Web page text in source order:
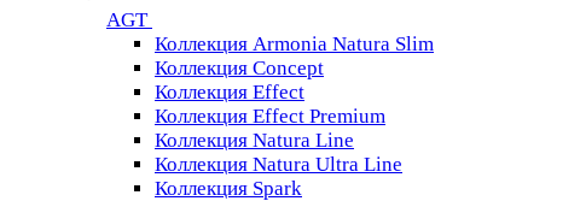
AGT
Коллекция Armonia Natura Slim
Коллекция Concept
Коллекция Effect
Коллекция Effect Premium
Коллекция Natura Line
Коллекция Natura Ultra Line
Коллекция Spark